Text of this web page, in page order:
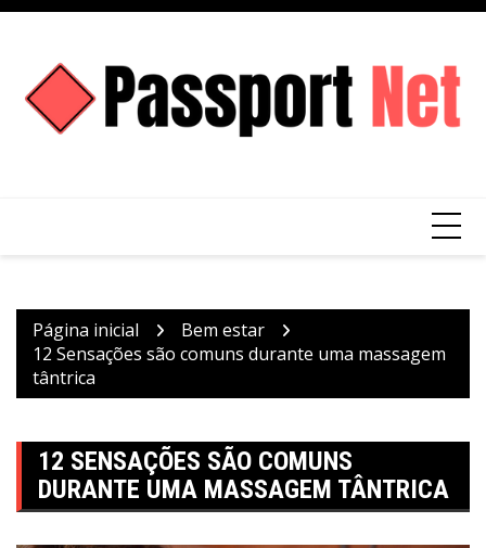
Ir
conteúdo
Página inicial
Bem estar
12 Sensações são comuns durante uma massagem
tântrica
12 SENSAÇÕES SÃO COMUNS
DURANTE UMA MASSAGEM TÂNTRICA